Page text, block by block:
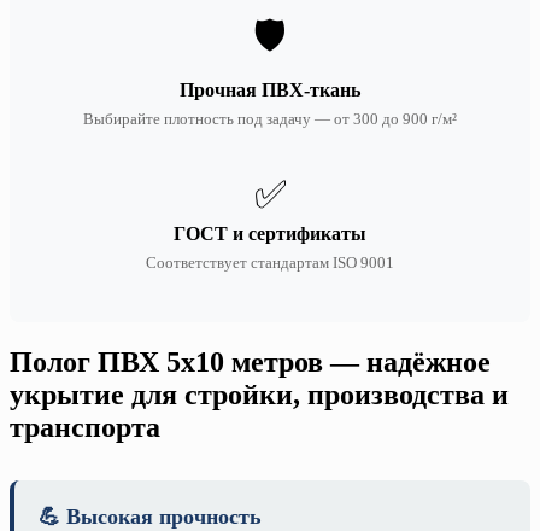
🛡️
Прочная ПВХ-ткань
Выбирайте плотность под задачу — от 300 до 900 г/м²
✅
ГОСТ и сертификаты
Соответствует стандартам ISO 9001
Полог ПВХ 5х10 метров — надёжное
укрытие для стройки, производства и
транспорта
💪 Высокая прочность